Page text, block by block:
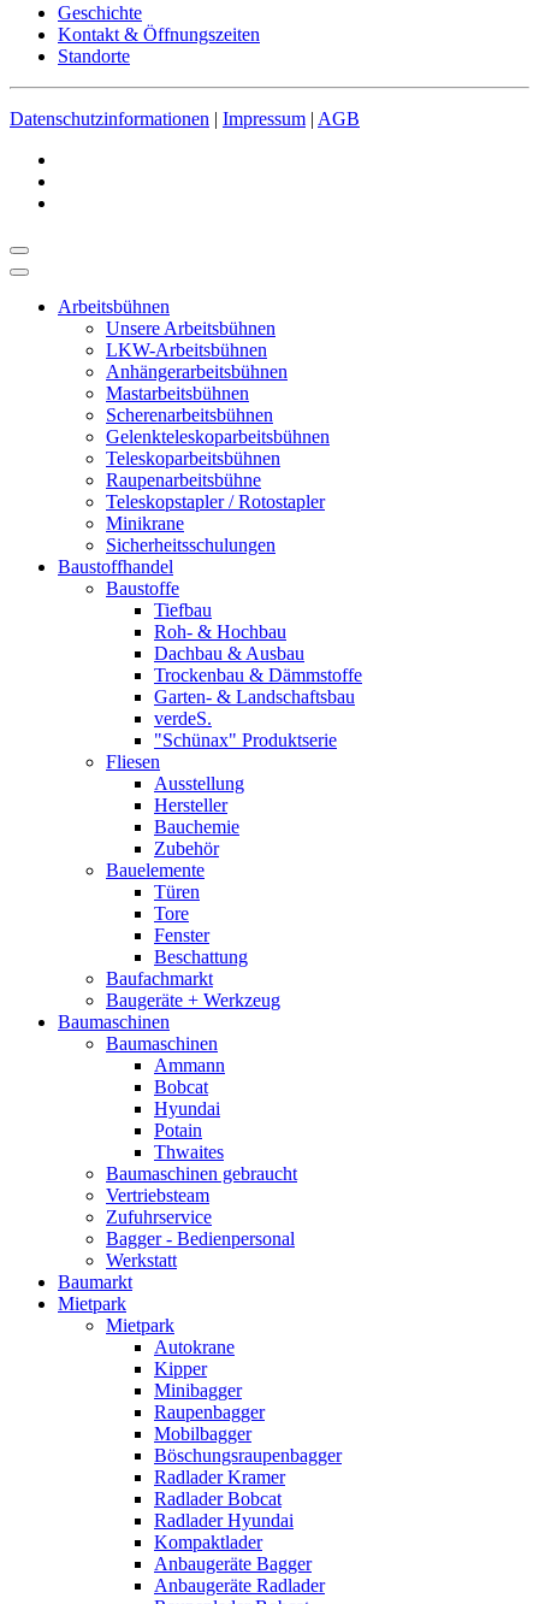
Geschichte
Kontakt & Öffnungszeiten
Standorte
Datenschutzinformationen | Impressum | AGB
Arbeitsbühnen
Unsere Arbeitsbühnen
LKW-Arbeitsbühnen
Anhängerarbeitsbühnen
Mastarbeitsbühnen
Scherenarbeitsbühnen
Gelenkteleskoparbeitsbühnen
Teleskoparbeitsbühnen
Raupenarbeitsbühne
Teleskopstapler / Rotostapler
Minikrane
Sicherheitsschulungen
Baustoffhandel
Baustoffe
Tiefbau
Roh- & Hochbau
Dachbau & Ausbau
Trockenbau & Dämmstoffe
Garten- & Landschaftsbau
verdeS.
"Schünax" Produktserie
Fliesen
Ausstellung
Hersteller
Bauchemie
Zubehör
Bauelemente
Türen
Tore
Fenster
Beschattung
Baufachmarkt
Baugeräte + Werkzeug
Baumaschinen
Baumaschinen
Ammann
Bobcat
Hyundai
Potain
Thwaites
Baumaschinen gebraucht
Vertriebsteam
Zufuhrservice
Bagger - Bedienpersonal
Werkstatt
Baumarkt
Mietpark
Mietpark
Autokrane
Kipper
Minibagger
Raupenbagger
Mobilbagger
Böschungsraupenbagger
Radlader Kramer
Radlader Bobcat
Radlader Hyundai
Kompaktlader
Anbaugeräte Bagger
Anbaugeräte Radlader